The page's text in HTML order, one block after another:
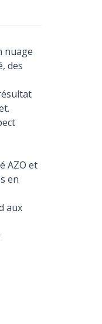
nuage
des
AZO et
en
aux